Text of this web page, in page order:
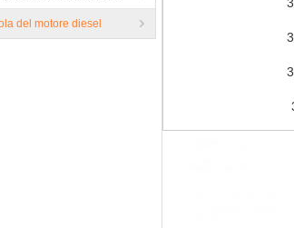
del motore diesel